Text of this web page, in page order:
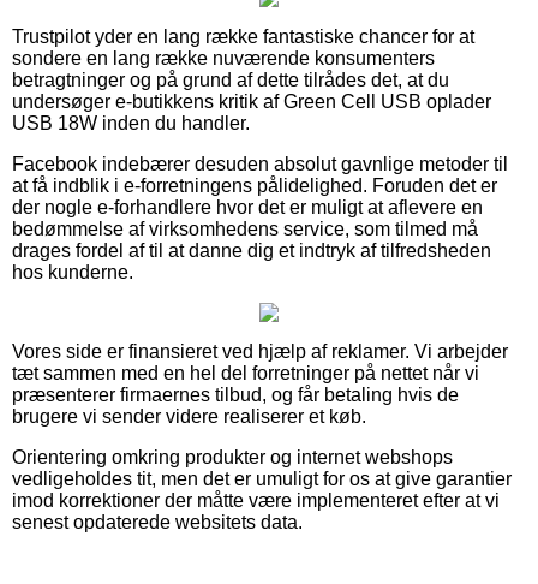
Trustpilot yder en lang række fantastiske chancer for at
sondere en lang række nuværende konsumenters
betragtninger og på grund af dette tilrådes det, at du
undersøger e-butikkens kritik af Green Cell USB oplader
USB 18W inden du handler.
Facebook indebærer desuden absolut gavnlige metoder til
at få indblik i e-forretningens pålidelighed. Foruden det er
der nogle e-forhandlere hvor det er muligt at aflevere en
bedømmelse af virksomhedens service, som tilmed må
drages fordel af til at danne dig et indtryk af tilfredsheden
hos kunderne.
Vores side er finansieret ved hjælp af reklamer. Vi arbejder
tæt sammen med en hel del forretninger på nettet når vi
præsenterer firmaernes tilbud, og får betaling hvis de
brugere vi sender videre realiserer et køb.
Orientering omkring produkter og internet webshops
vedligeholdes tit, men det er umuligt for os at give garantier
imod korrektioner der måtte være implementeret efter at vi
senest opdaterede websitets data.